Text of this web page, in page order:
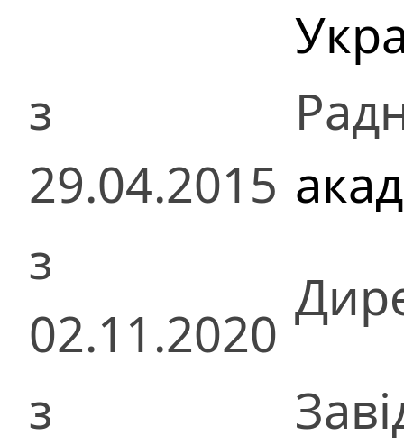
з
29.04.2015
з
02.11.2020
з